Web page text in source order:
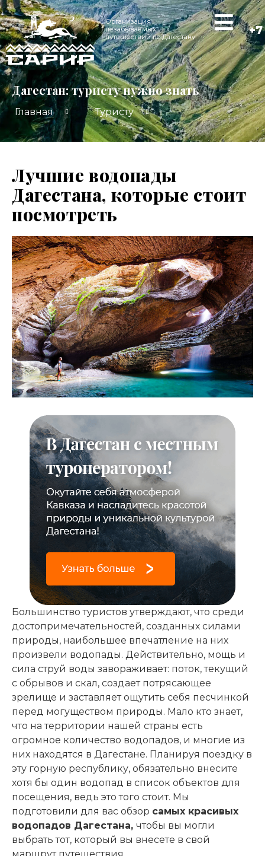
Организация
незабываемых
путешествий по Дагестану
+7
Дагестан: туристу нужно знать
Главная Туристу
Лучшие водопады
Дагестана, которые стоит
посмотреть
Большинство туристов утверждают, что среди
достопримечательностей, созданных силами
природы, наибольшее впечатление на них
произвели водопады. Действительно, мощь и
сила струй воды завораживает: поток, текущий
с обрывов и скал, создает потрясающее
зрелище и заставляет ощутить себя песчинкой
перед могуществом природы. Мало кто знает,
что на территории нашей страны есть
огромное количество водопадов, и многие из
них находятся в Дагестане. Планируя поездку в
эту горную республику, обязательно внесите
хотя бы один водопад в список объектов для
посещения, ведь это того стоит. Мы
подготовили для вас обзор самых красивых
водопадов Дагестана, чтобы вы могли
выбрать тот, который вы внесете в свой